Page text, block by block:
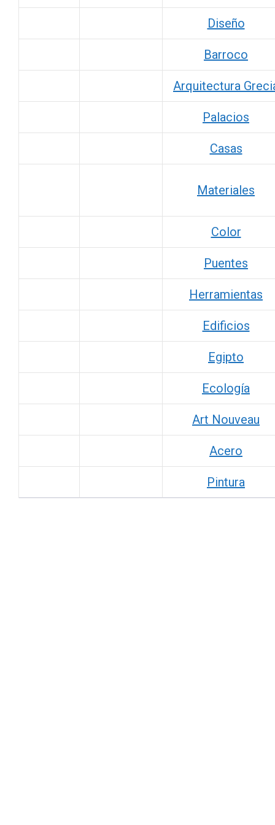
Diseño
Barroco
Arquitectura
Palacios
Casas
Materiales
Color
Puentes
Herramientas
Edificios
Egipto
Ecología
Art Nouveau
Acero
Pintura